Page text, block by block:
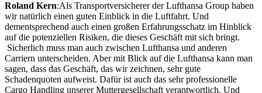
Roland Kern:Als Transportversicherer der Lufthansa Group haben
wir natürlich einen guten Einblick in die Luftfahrt. Und
dementsprechend auch einen großen Erfahrungsschatz im Hinblick
auf die potenziellen Risiken, die dieses Geschäft mit sich bringt.
Sicherlich muss man auch zwischen Lufthansa und anderen
Carriern unterscheiden. Aber mit Blick auf die Lufthansa kann man
sagen, dass das Geschäft, das wir zeichnen, sehr gute
Schadenquoten aufweist. Dafür ist auch das sehr professionelle
Cargo Handling unserer Muttergesellschaft verantwortlich. Und